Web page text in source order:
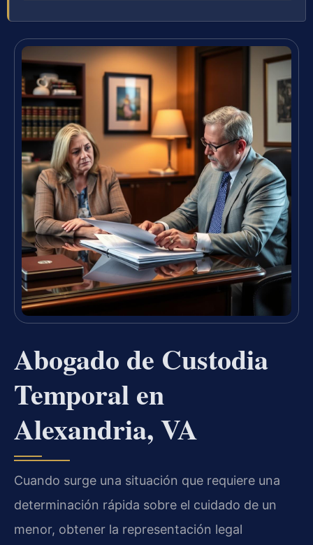
Abogado de Custodia
Temporal en
Alexandria, VA
Cuando surge una situación que requiere una
determinación rápida sobre el cuidado de un
menor, obtener la representación legal